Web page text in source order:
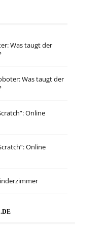
Was taugt der
Was taugt der
Online
Online